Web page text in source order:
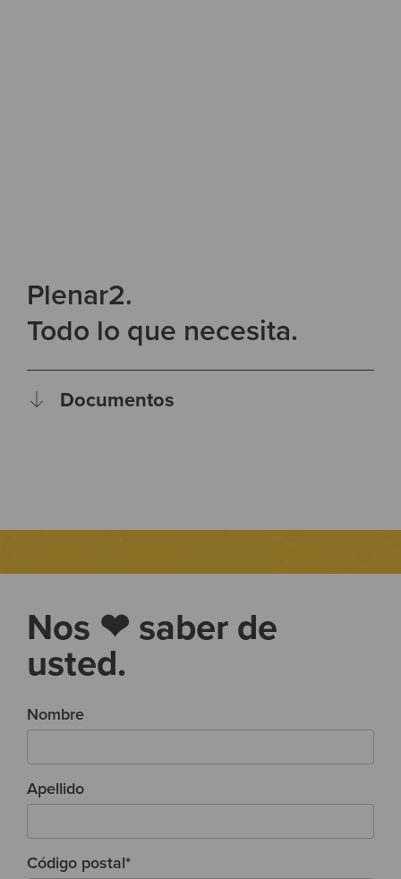
Plenar2.
Todo lo que necesita.
Documentos
Nos ❤ saber de
usted.
Nombre
Apellido
Código postal*